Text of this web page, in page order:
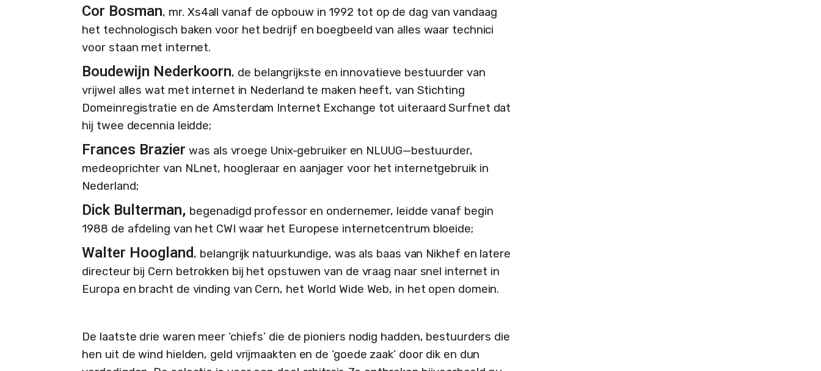
Cor Bosman, mr. Xs4all vanaf de opbouw in 1992 tot op de dag van vandaag
het technologisch baken voor het bedrijf en boegbeeld van alles waar technici
voor staan met internet.
Boudewijn Nederkoorn, de belangrijkste en innovatieve bestuurder van
vrijwel alles wat met internet in Nederland te maken heeft, van Stichting
Domeinregistratie en de Amsterdam Internet Exchange tot uiteraard Surfnet dat
hij twee decennia leidde;
Frances Brazier was als vroege Unix-gebruiker en NLUUG—bestuurder,
medeoprichter van NLnet, hoogleraar en aanjager voor het internetgebruik in
Nederland;
Dick Bulterman, begenadigd professor en ondernemer, leidde vanaf begin
1988 de afdeling van het CWI waar het Europese internetcentrum bloeide;
Walter Hoogland, belangrijk natuurkundige, was als baas van Nikhef en latere
directeur bij Cern betrokken bij het opstuwen van de vraag naar snel internet in
Europa en bracht de vinding van Cern, het World Wide Web, in het open domein.
De laatste drie waren meer ‘chiefs’ die de pioniers nodig hadden, bestuurders die
hen uit de wind hielden, geld vrijmaakten en de ‘goede zaak’ door dik en dun